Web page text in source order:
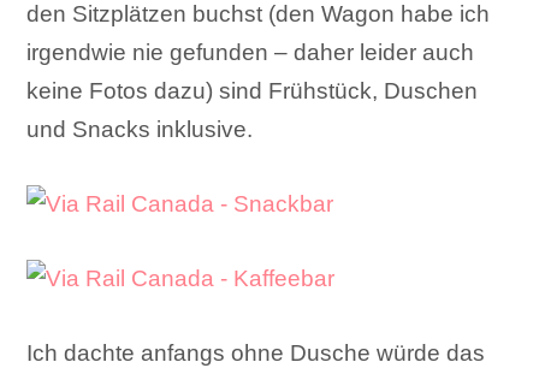
den Sitzplätzen buchst (den Wagon habe ich
irgendwie nie gefunden – daher leider auch
keine Fotos dazu) sind Frühstück, Duschen
und Snacks inklusive.
Ich dachte anfangs ohne Dusche würde das